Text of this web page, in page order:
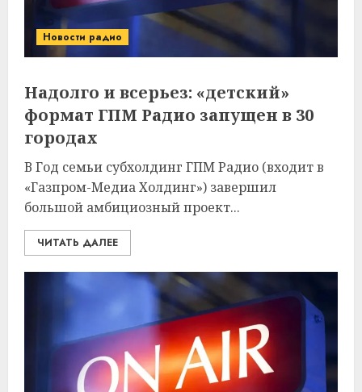
Новости радио
Надолго и всерьез: «детский»
формат ГПМ Радио запущен в 30
городах
В Год семьи субхолдинг ГПМ Радио (входит в
«Газпром-Медиа Холдинг») завершил
большой амбициозный проект...
ЧИТАТЬ ДАЛЕЕ